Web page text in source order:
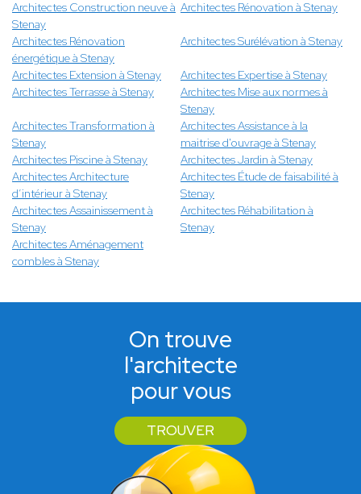
Architectes Construction neuve à
Stenay
Architectes Rénovation à Stenay
Architectes Rénovation
énergétique à Stenay
Architectes Surélévation à Stenay
Architectes Extension à Stenay
Architectes Expertise à Stenay
Architectes Terrasse à Stenay
Architectes Mise aux normes à
Stenay
Architectes Transformation à
Stenay
Architectes Assistance à la
maitrise d'ouvrage à Stenay
Architectes Piscine à Stenay
Architectes Jardin à Stenay
Architectes Architecture
d’intérieur à Stenay
Architectes Étude de faisabilité à
Stenay
Architectes Assainissement à
Stenay
Architectes Réhabilitation à
Stenay
Architectes Aménagement
combles à Stenay
On trouve
l'architecte
pour vous
TROUVER